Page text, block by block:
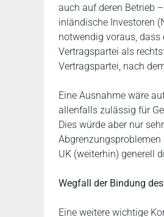
auch auf deren Betrieb
inländische Investoren
notwendig voraus, dass
Vertragspartei als
Vertragspartei, nach
Eine Ausnahme wäre
allenfalls zulässig für
Dies würde aber nur
UK (weiterhin) generell
Wegfall der Bindung
Eine weitere wichtige